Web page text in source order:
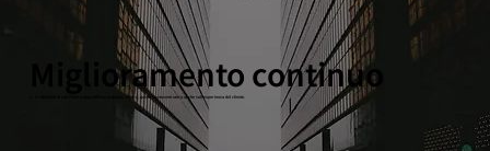
Miglioramento continuo
La produzione di soli PCB è troppo diffusa in questo settore, quindi ci concentriamo anche sull'esperienza del cliente.